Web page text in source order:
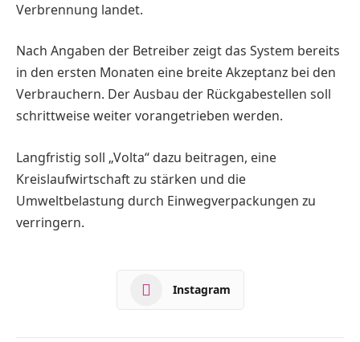
Verbrennung landet.
Nach Angaben der Betreiber zeigt das System bereits
in den ersten Monaten eine breite Akzeptanz bei den
Verbrauchern. Der Ausbau der Rückgabestellen soll
schrittweise weiter vorangetrieben werden.
Langfristig soll „Volta“ dazu beitragen, eine
Kreislaufwirtschaft zu stärken und die
Umweltbelastung durch Einwegverpackungen zu
verringern.
Instagram